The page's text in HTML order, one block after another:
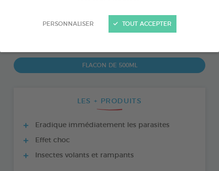
PERSONNALISER TOUT ACCEPTER
FLACON DE 500ML
LES + PRODUITS
Eradique immédiatement les parasites
Effet choc
Insectes volants et rampants